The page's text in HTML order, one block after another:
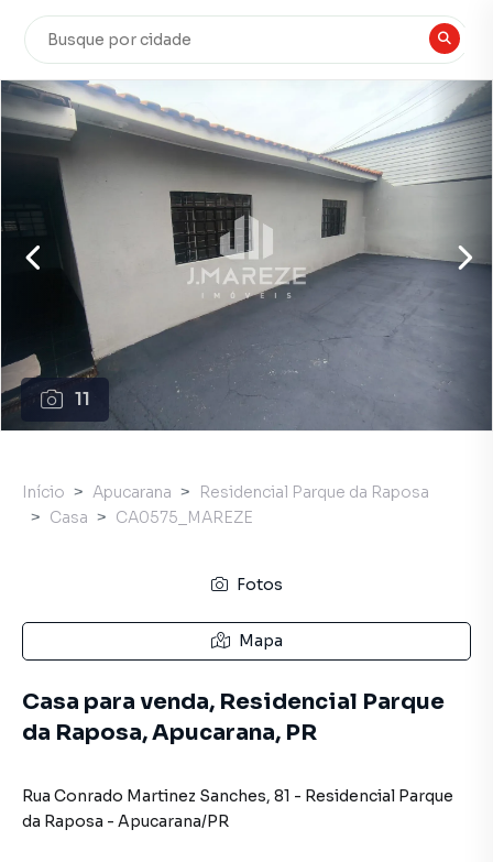
11
Início Apucarana
Residencial Parque da Raposa
Casa
CA0575_MAREZE
Fotos
Mapa
Casa para venda, Residencial Parque
da Raposa, Apucarana, PR
Rua Conrado Martinez Sanches, 81 - Residencial Parque
da Raposa - Apucarana/PR